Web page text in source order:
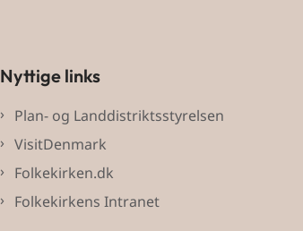
Nyttige links
Plan- og Landdistriktsstyrelsen
VisitDenmark
Folkekirken.dk
Folkekirkens Intranet